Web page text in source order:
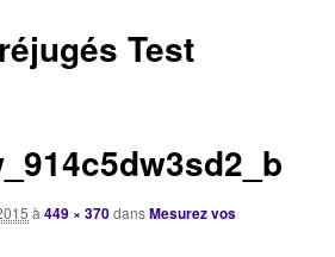
Test
à449 × 370dansMesurez vos